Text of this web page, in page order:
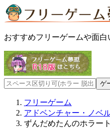
おすすめフリーゲームや面
フリーゲーム
アドベンチャー・ノベ
ずんだめたんのホラー